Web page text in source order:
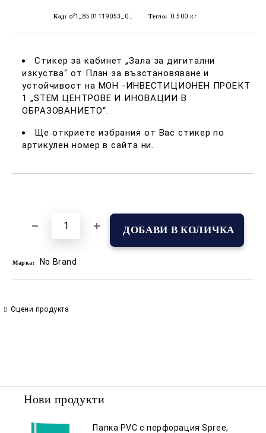
Код: Тегло: 0.500 кг
Стикер за кабинет „Зала за дигитални
изкуства“ от План за възстановяване и
устойчивост на МОН -ИНВЕСТИЦИОНЕН ПРОЕКТ
1 „STEM ЦЕНТРОВЕ И ИНОВАЦИИ В
ОБРАЗОВАНИЕТО“.
Ще откриете избрания от Вас стикер по
артикулен номер в сайта ни.
Марка: No Brand
Оцени продукта
Нови продукти
Папка PVC с перфорация Spree,